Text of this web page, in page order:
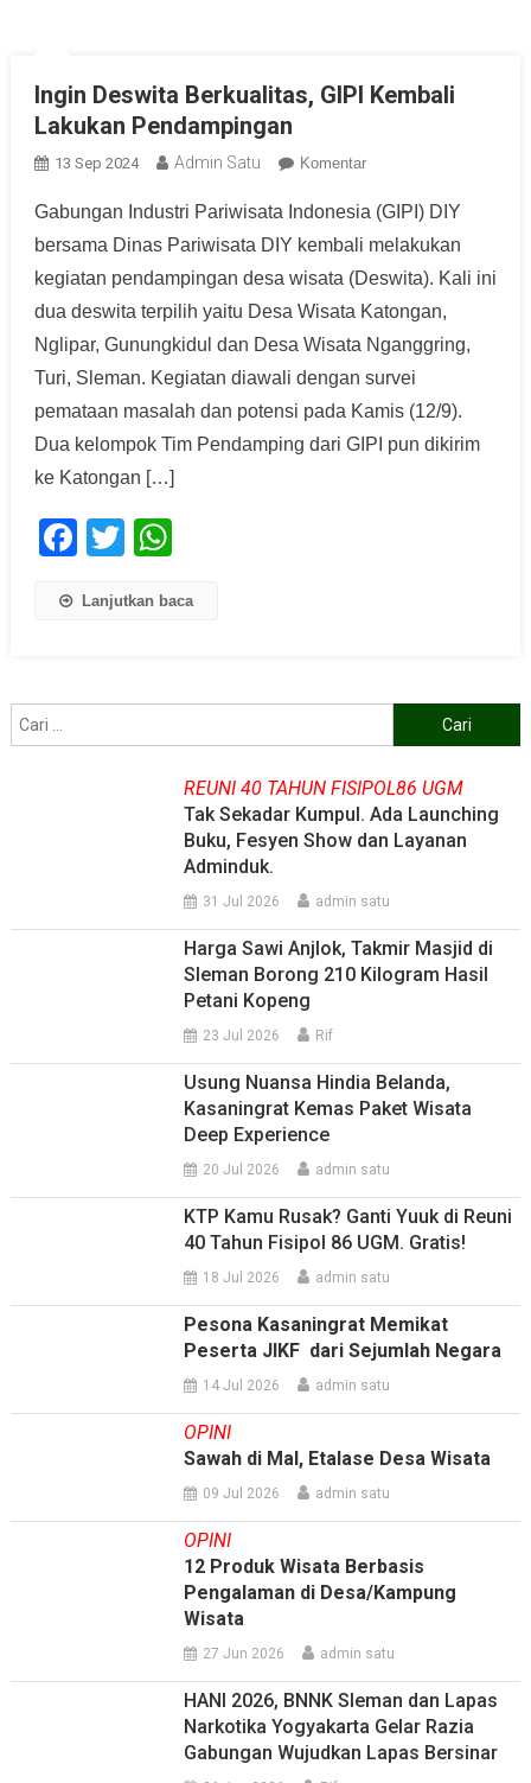
Ingin Deswita Berkualitas, GIPI Kembali
Lakukan Pendampingan
13 Sep 2024 Admin Satu Komentar
Gabungan Industri Pariwisata Indonesia (GIPI) DIY
bersama Dinas Pariwisata DIY kembali melakukan
kegiatan pendampingan desa wisata (Deswita). Kali ini
dua deswita terpilih yaitu Desa Wisata Katongan,
Nglipar, Gunungkidul dan Desa Wisata Nganggring,
Turi, Sleman. Kegiatan diawali dengan survei
pemataan masalah dan potensi pada Kamis (12/9).
Dua kelompok Tim Pendamping dari GIPI pun dikirim
ke Katongan […]
Facebook
Twitter
Lanjutkan baca
untuk:
REUNI 40 TAHUN FISIPOL86 UGM
Tak Sekadar Kumpul. Ada Launching
Buku, Fesyen Show dan Layanan
Adminduk.
31 Jul 2026 admin satu
Harga Sawi Anjlok, Takmir Masjid di
Sleman Borong 210 Kilogram Hasil
Petani Kopeng
23 Jul 2026 Rif
Usung Nuansa Hindia Belanda,
Kasaningrat Kemas Paket Wisata
Deep Experience
20 Jul 2026 admin satu
KTP Kamu Rusak? Ganti Yuuk di Reuni
40 Tahun Fisipol 86 UGM. Gratis!
18 Jul 2026 admin satu
Pesona Kasaningrat Memikat
Peserta JIKF dari Sejumlah Negara
14 Jul 2026 admin satu
OPINI
Sawah di Mal, Etalase Desa Wisata
09 Jul 2026 admin satu
OPINI
12 Produk Wisata Berbasis
Pengalaman di Desa/Kampung
Wisata
27 Jun 2026 admin satu
HANI 2026, BNNK Sleman dan Lapas
Narkotika Yogyakarta Gelar Razia
Gabungan Wujudkan Lapas Bersinar